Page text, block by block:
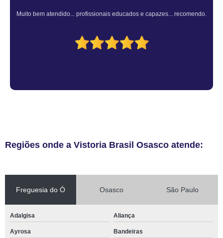
Muito bem atendido... profissionais educados e capazes... recomendo.
Regiões onde a Vistoria Brasil Osasco atende:
Freguesia do Ó Osasco São Paulo
Adalgisa Aliança
Ayrosa Bandeiras